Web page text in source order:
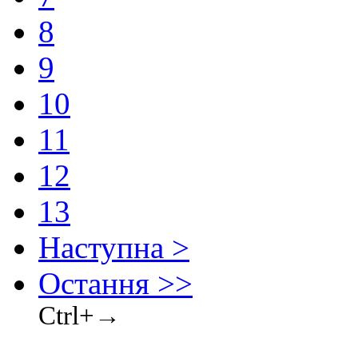
8
9
10
11
12
13
Наступна >
Остання >>
Ctrl+→